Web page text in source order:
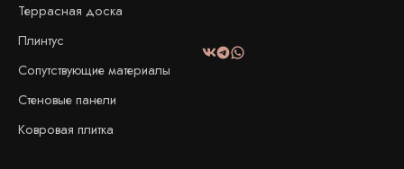
Террасная доска
Плинтус
Сопутствующие материалы
Стеновые панели
Ковровая плитка